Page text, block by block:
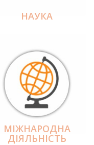
НАУКА
МІЖНАРОДНА
ДІЯЛЬНІCТЬ